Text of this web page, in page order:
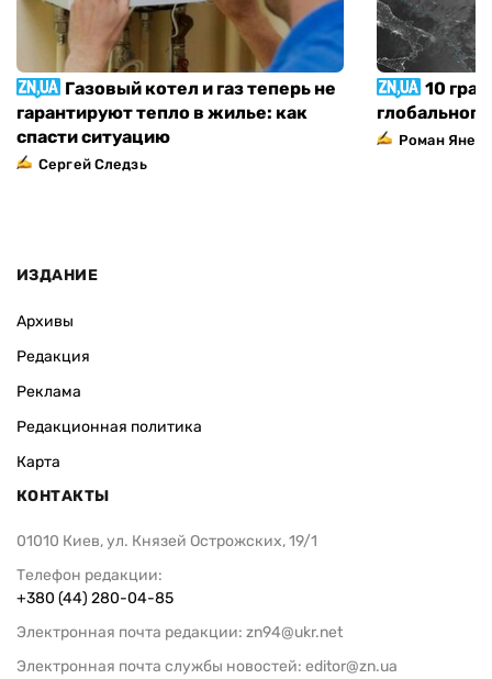
Газовый котел и газ теперь не
гарантируют тепло в жилье: как
спасти ситуацию
Сергей Следзь
10
Роман
ИЗДАНИЕ
Архивы
Редакция
Реклама
Редакционная политика
Карта
КОНТАКТЫ
01010 Киев, ул. Князей Острожских, 19/1
Телефон редакции:
+380 (44) 280-04-85
Электронная почта редакции: zn94@ukr.net
Электронная почта службы новостей: editor@zn.ua